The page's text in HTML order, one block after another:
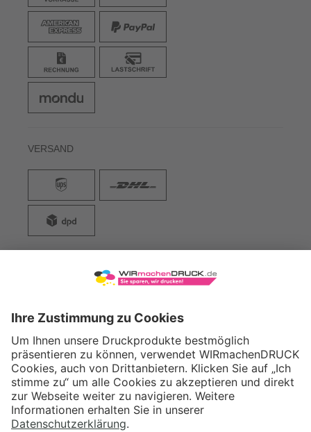
VERSAND
WIRmachenDRUCK GmbH
71522 Backnang
Tel.: +49 (0) 711 995 982 - 20
Fax: +49 (0) 711 995 982 - 21
SOCIAL MEDIA